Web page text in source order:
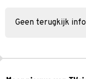
Geen terugkijk